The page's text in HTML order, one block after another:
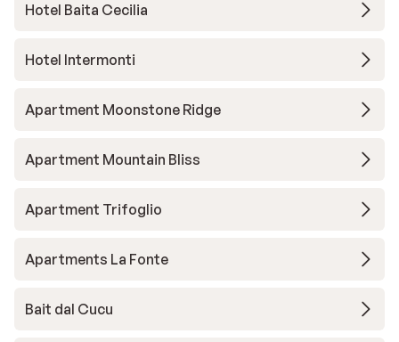
Hotel Baita Cecilia
Hotel Intermonti
Apartment Moonstone Ridge
Apartment Mountain Bliss
Apartment Trifoglio
Apartments La Fonte
Bait dal Cucu